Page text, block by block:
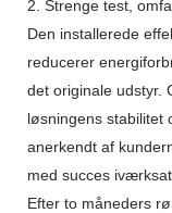
2. Strenge test,
Den installerede
reducerer
det originale udstyr.
løsningens stabilitet
anerkendt af
med succes iværksat.
Efter to måneders